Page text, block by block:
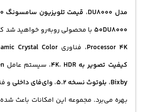
مدل DU8000
، قیمت تلویزیون سامسونگ DU8000
50DU8000 با محصولی روبه‌رو خواهید شد
Processor 4K، فناوریCrystal Color
کیفیت تصویر به 4K
، HDR ، سیستم عامل
Bixby، بلوتوث نسخه 5.2 ، وای‌فای داخلی و
بهره می‌برد. مجموعه این امکانات باعث